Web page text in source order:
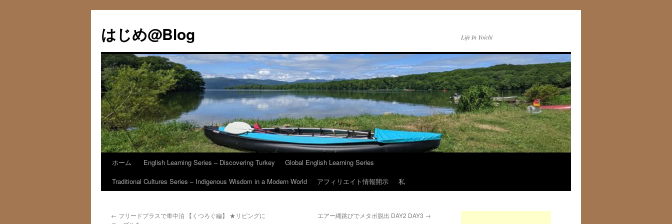
テ
ン
へ
ス
キ
ッ
プ
はじめ@Blog Life In Yoichi
ホーム English Learning Series – Discovering Turkey
Global English Learning Series
Traditional Cultures Series – Indigenous Wisdom in a Modern World
アフィリエイト情報開示 私
← フリードプラスで車中泊 【くつろぐ編】 ★リビングに
エアー縄跳びでメタボ脱出 DAY2 DAY3 →